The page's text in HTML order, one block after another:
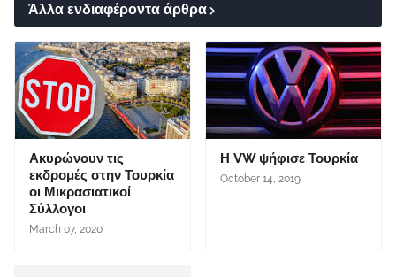
Άλλα ενδιαφέροντα άρθρα
Ακυρώνουν τις
εκδρομές στην Τουρκία
οι Μικρασιατικοί
Σύλλογοι
March 07, 2020
Η VW ψήφισε Τουρκία
October 14, 2019